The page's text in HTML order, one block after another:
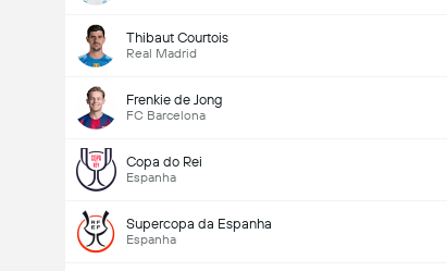
Thibaut Courtois
Real Madrid
Frenkie de Jong
FC Barcelona
Copa do Rei
Espanha
Supercopa da Espanha
Espanha